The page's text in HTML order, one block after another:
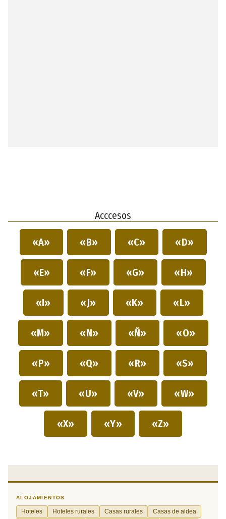
Acccesos
«A» «B» «C» «D»
«E» «F» «G» «H»
«I» «J» «K» «L»
«M» «N» «Ñ» «O»
«P» «Q» «R» «S»
«T» «U» «V» «W»
«X» «Y» «Z»